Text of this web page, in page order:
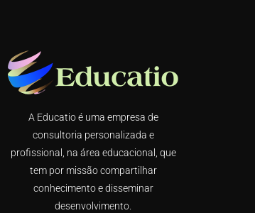
A Educatio é uma empresa de
consultoria personalizada e
profissional, na área educacional, que
tem por missão compartilhar
conhecimento e disseminar
desenvolvimento.